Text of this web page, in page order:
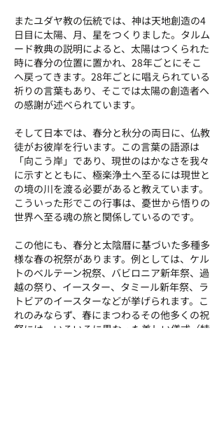
またユダヤ教の伝統では、神は天地創造の4
日目に太陽、月、星をつくりました。タルム
ード教典の説明によると、太陽はつくられた
時に春分の位置に置かれ、28年ごとにそこ
へ戻ってきます。28年ごとに唱えられている
祈りの言葉もあり、そこでは太陽の創造者へ
の感謝が述べられています。
そして日本では、春分と秋分の両日に、仏教
徒がお彼岸を行います。この言葉の語源は
「向こう岸」であり、現世のはかなさを我々
に示すとともに、極楽浄土へ至るには現世と
の境の川を渡る必要があると教えています。
こういった形でこの行事は、憂世から悟りの
世界へ至る魂の旅と関係しているのです。
この他にも、春分と太陰暦に基づいた多種多
様な春の祝祭があります。例としては、ケル
トのベルテーン祝祭、バビロニア新年祭、過
越の祭り、イースター、タミール新年祭、ラ
トビアのイースターなどが挙げられます。こ
れのみならず、春にまつわるその他多くの祝
祭には、いろいろに異なった美しい儀式（特